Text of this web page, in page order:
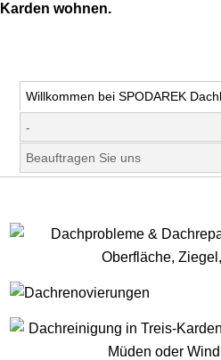
Karden wohnen.
Willkommen bei SPODAREK
-
Beauftragen Sie uns